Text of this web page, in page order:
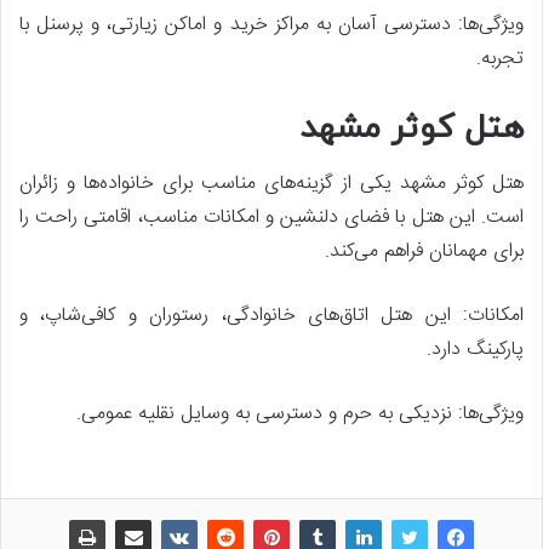
ویژگی‌ها: دسترسی آسان به مراکز خرید و اماکن زیارتی، و پرسنل با
تجربه.
هتل کوثر مشهد
هتل کوثر مشهد یکی از گزینه‌های مناسب برای خانواده‌ها و زائران
است. این هتل با فضای دلنشین و امکانات مناسب، اقامتی راحت را
برای مهمانان فراهم می‌کند.
امکانات: این هتل اتاق‌های خانوادگی، رستوران و کافی‌شاپ، و
پارکینگ دارد.
ویژگی‌ها: نزدیکی به حرم و دسترسی به وسایل نقلیه عمومی.